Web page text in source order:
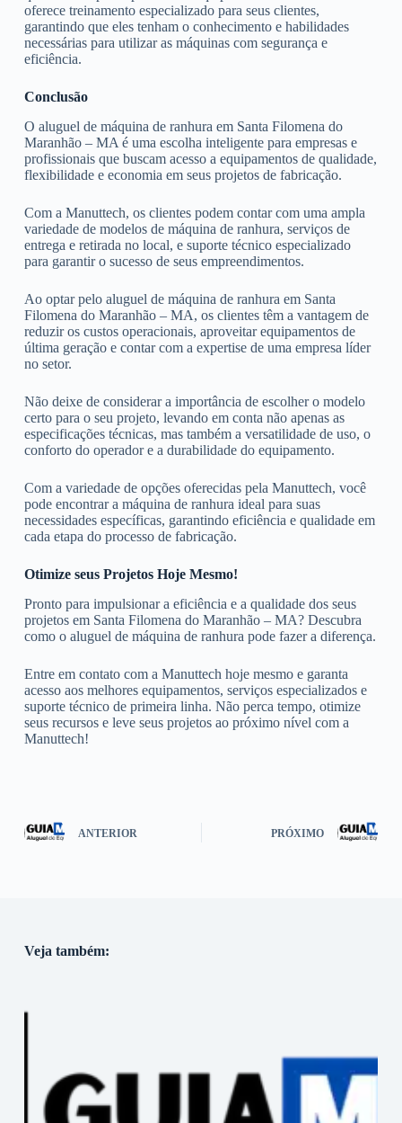
oferece treinamento especializado para seus clientes,
garantindo que eles tenham o conhecimento e habilidades
necessárias para utilizar as máquinas com segurança e
eficiência.
Conclusão
O aluguel de máquina de ranhura em Santa Filomena do
Maranhão – MA é uma escolha inteligente para empresas e
profissionais que buscam acesso a equipamentos de qualidade,
flexibilidade e economia em seus projetos de fabricação.
Com a Manuttech, os clientes podem contar com uma ampla
variedade de modelos de máquina de ranhura, serviços de
entrega e retirada no local, e suporte técnico especializado
para garantir o sucesso de seus empreendimentos.
Ao optar pelo aluguel de máquina de ranhura em Santa
Filomena do Maranhão – MA, os clientes têm a vantagem de
reduzir os custos operacionais, aproveitar equipamentos de
última geração e contar com a expertise de uma empresa líder
no setor.
Não deixe de considerar a importância de escolher o modelo
certo para o seu projeto, levando em conta não apenas as
especificações técnicas, mas também a versatilidade de uso, o
conforto do operador e a durabilidade do equipamento.
Com a variedade de opções oferecidas pela Manuttech, você
pode encontrar a máquina de ranhura ideal para suas
necessidades específicas, garantindo eficiência e qualidade em
cada etapa do processo de fabricação.
Otimize seus Projetos Hoje Mesmo!
Pronto para impulsionar a eficiência e a qualidade dos seus
projetos em Santa Filomena do Maranhão – MA? Descubra
como o aluguel de máquina de ranhura pode fazer a diferença.
Entre em contato com a Manuttech hoje mesmo e garanta
acesso aos melhores equipamentos, serviços especializados e
suporte técnico de primeira linha. Não perca tempo, otimize
seus recursos e leve seus projetos ao próximo nível com a
Manuttech!
ANTERIOR PRÓXIMO
Veja também: